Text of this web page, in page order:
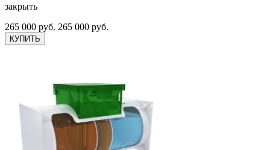
закрыть
265 000 руб. 265 000 руб.
КУПИТЬ